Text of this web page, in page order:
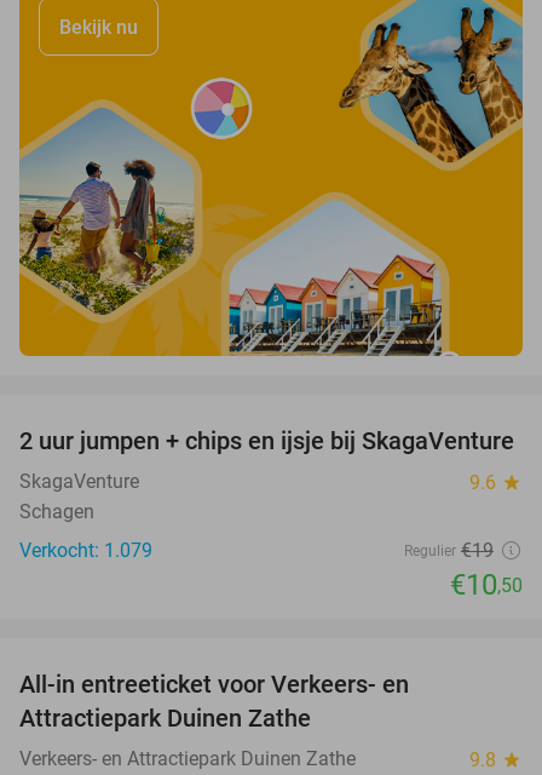
Bekijk nu
45%
2 uur jumpen + chips en ijsje bij SkagaVenture
SkagaVenture 9.6 star
Schagen
Verkocht: 1.079
Regulier €19
€10,50
All-in entreeticket voor Verkeers- en
Attractiepark Duinen Zathe
Verkeers- en Attractiepark Duinen Zathe 9.8 star